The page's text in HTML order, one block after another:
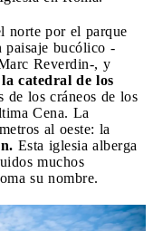
norte por el parque
paisaje bucólico -
Reverdin-, y
catedral de los
de los cráneos de los
Cena. La
al oeste: la
Esta iglesia alberga
muchos
su nombre.